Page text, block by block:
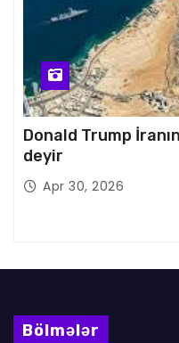
Donald Trump
deyir
Apr 30, 2026
Bölmələr